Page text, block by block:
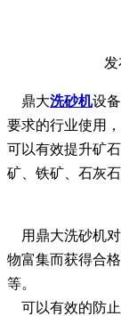
发
鼎大洗砂机设
要求的行业使用
可以有效提升矿
矿、铁矿、石灰
用鼎大洗砂机对
物富集而获得合
等。
可以有效的防止